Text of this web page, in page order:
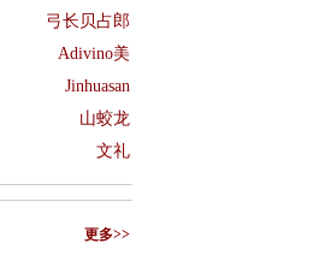
弓长贝占郎
Adivino美
Jinhuasan
山蛟龙
文礼
更多>>